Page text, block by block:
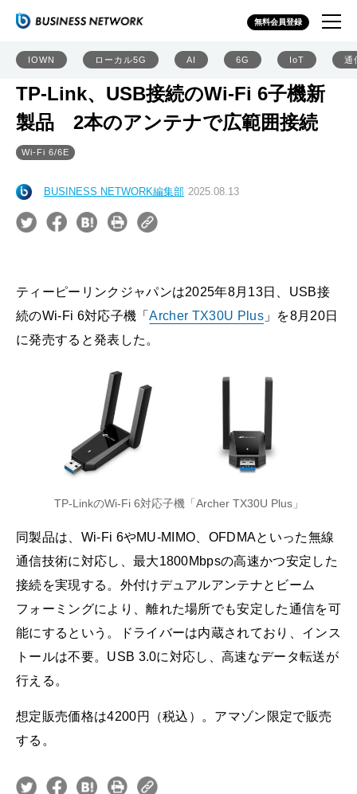
無料会員登録
IOWN ローカル5G AI 6G IoT 通
TP-Link、USB接続のWi-Fi 6子機新
製品 2本のアンテナで広範囲接続
Wi-Fi 6/6E
BUSINESS NETWORK編集部 2025.08.13
ティーピーリンクジャパンは2025年8月13日、USB接
続のWi-Fi 6対応子機「Archer TX30U Plus」を8月20日
に発売すると発表した。
TP-LinkのWi-Fi 6対応子機「Archer TX30U Plus」
同製品は、Wi-Fi 6やMU-MIMO、OFDMAといった無線
通信技術に対応し、最大1800Mbpsの高速かつ安定した
接続を実現する。外付けデュアルアンテナとビーム
フォーミングにより、離れた場所でも安定した通信を可
能にするという。ドライバーは内蔵されており、インス
トールは不要。USB 3.0に対応し、高速なデータ転送が
行える。
想定販売価格は4200円（税込）。アマゾン限定で販売
する。